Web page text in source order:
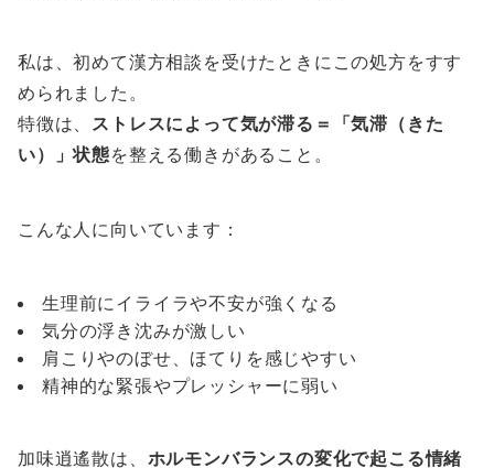
私は、初めて漢方相談を受けたときにこの処方をすす
められました。
特徴は、
ストレスによって気が滞る＝「気滞（きた
い）」状態を整える働きがあること。
こんな人に向いています：
生理前にイライラや不安が強くなる
気分の浮き沈みが激しい
肩こりやのぼせ、ほてりを感じやすい
精神的な緊張やプレッシャーに弱い
加味逍遙散は、 ホルモンバランスの変化で起こる情緒